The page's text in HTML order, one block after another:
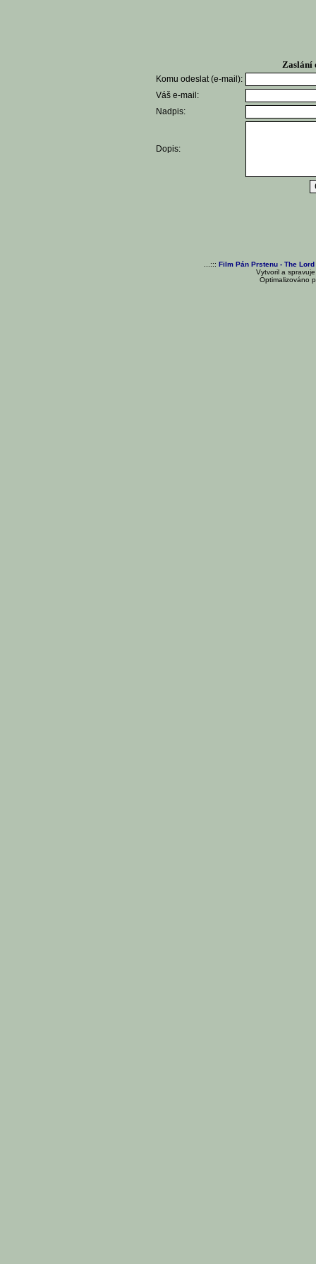
Zaslání
Komu odeslat (e-mail):
Váš e-mail:
Nadpis:
Dopis:
...::: Film Pán Prstenu - The
Vytvoril a
Optimalizováno